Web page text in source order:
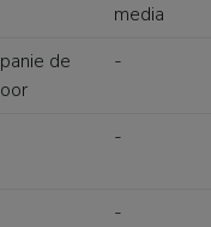
media
de
-
-
-